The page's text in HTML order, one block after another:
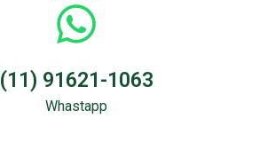
(11) 91621-1063
Whastapp